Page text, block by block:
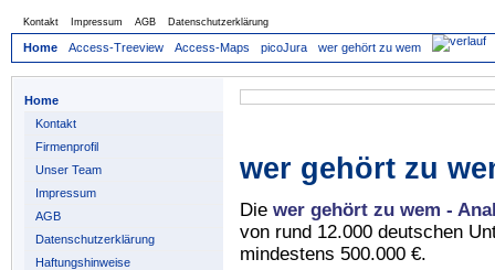
Kontakt Impressum AGB Datenschutzerklärung
Home Access-Treeview Access-Maps picoJura wer gehört zu wem
Home
Kontakt
Firmenprofil
Unser Team
Impressum
AGB
Datenschutzerklärung
Haftungshinweise
wer gehört zu
Die wer gehört zu wem -
von rund 12.000 deutschen
mindestens 500.000 €.